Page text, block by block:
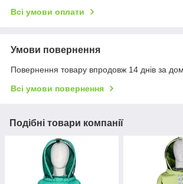
Всі умови оплати
Умови повернення
Повернення товару впродовж 14 днів за
Всі умови повернення
Подібні товари компанії